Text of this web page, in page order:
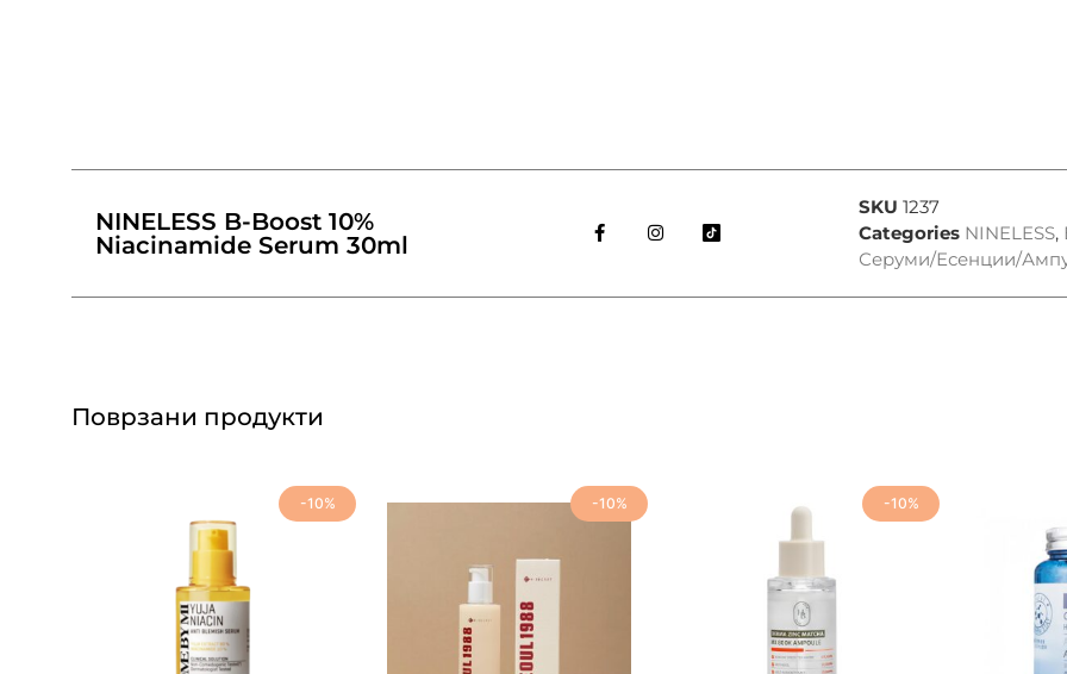
NINELESS B-Boost 10%
Niacinamide Serum 30ml
SKU 1237
Categories NINELESS,
Серуми/Есенции/
Поврзани продукти
-10% -10% -10%